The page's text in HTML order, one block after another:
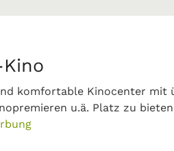
komfortable Kinocenter mit
u.ä. Platz zu